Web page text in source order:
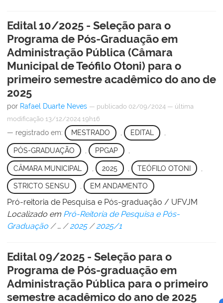
Edital 10/2025 - Seleção para o
Programa de Pós-Graduação em
Administração Pública (Câmara
Municipal de Teófilo Otoni) para o
primeiro semestre acadêmico do ano de
2025
por Rafael Duarte Neves — publicado 02/09/2024 — última
modificação 13/12/2024 19h16
— registrado em: MESTRADO , EDITAL ,
PÓS-GRADUAÇÃO PPGAP
CÂMARA MUNICIPAL 2025 TEÓFILO OTONI
STRICTO SENSU , EM ANDAMENTO
Pró-reitoria de Pesquisa e Pós-graduação / UFVJM
Localizado em Pró-Reitoria de Pesquisa e Pós-
Graduação /… /2025 /2025/1
Edital 09/2025 - Seleção para o
Programa de Pós-graduação em
Administração Pública para o primeiro
semestre acadêmico do ano de 2025